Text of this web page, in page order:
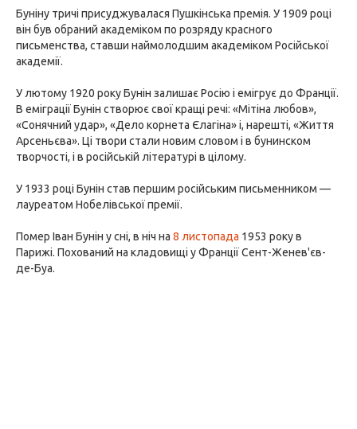
Буніну тричі присуджувалася Пушкінська премія. У 1909 році
він був обраний академіком по розряду красного
письменства, ставши наймолодшим академіком Російської
академії.
У лютому 1920 року Бунін залишає Росію і емігрує до Франції.
В еміграції Бунін створює свої кращі речі: «Мітіна любов»,
«Сонячний удар», «Дело корнета Єлагіна» і, нарешті, «Життя
Арсеньєва». Ці твори стали новим словом і в бунинском
творчості, і в російській літературі в цілому.
У 1933 році Бунін став першим російським письменником —
лауреатом Нобелівської премії.
Помер Іван Бунін у сні, в ніч на 8 листопада 1953 року в
Парижі. Похований на кладовищі у Франції Сент-Женев'єв-
де-Буа.